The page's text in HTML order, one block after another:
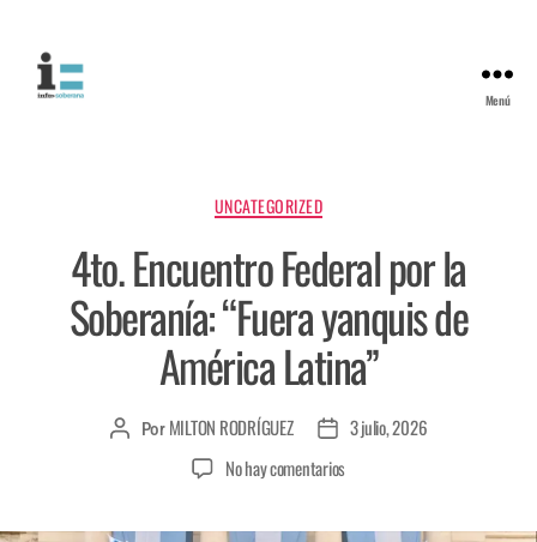
Menú
UNCATEGORIZED
4to. Encuentro Federal por la
Soberanía: “Fuera yanquis de
América Latina”
Por MILTON RODRÍGUEZ
3 julio, 2026
No hay comentarios